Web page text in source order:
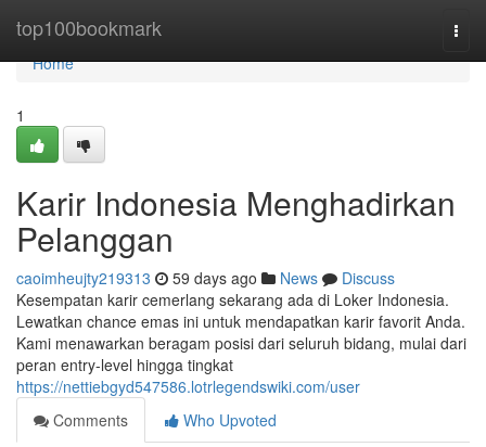
top100bookmark
Home
Home
1
Karir Indonesia Menghadirkan
Pelanggan
caoimheujty219313 59 days ago News
Discuss
Kesempatan karir cemerlang sekarang ada di Loker Indonesia.
Lewatkan chance emas ini untuk mendapatkan karir favorit Anda.
Kami menawarkan beragam posisi dari seluruh bidang, mulai dari
peran entry-level hingga tingkat
https://nettiebgyd547586.lotrlegendswiki.com/user
Comments
Who Upvoted